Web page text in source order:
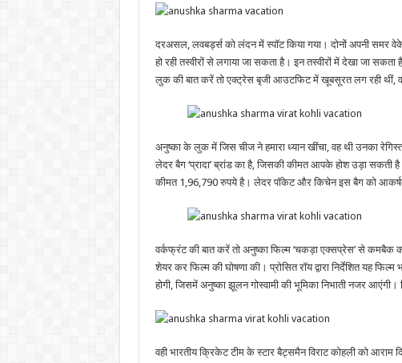
दरअसल, लवबर्ड्स को लंदन में स्पॉट किया गया। दोनों अपनी समर
हो रही तस्वीरों से लगाया जा सकता है। इन तस्वीरों में देखा जा
लुक की बात करें तो एक्ट्रेस बृजी आउटफिट में खूबसूरत लग रही थीं,
अनुष्का के लुक में जिस चीज ने हमारा ध्यान खींचा, वह थी उनका
लेदर बैग ‘प्रादा’ ब्रांड का है, जिसकी कीमत आपके होश उड़ा
कीमत 1,96,790 रुपये है। लेदर पॉकेट और किचेन इस बैग को
वर्कफ्रंट की बात करें तो अनुष्का फिल्म ‘चकड़ा एक्सप्रेस’ से कमबैक
शेयर कर फिल्म की घोषणा की। प्रोसित रॉय द्वारा निर्देशित यह
होगी, जिसमें अनुष्का झूलन गोस्वामी की भूमिका निभाती नजर आएंगी।
वही भारतीय क्रिकेट टीम के स्टार बैट्समैन विराट कोहली को